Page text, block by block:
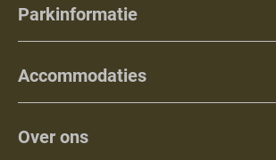
Parkinformatie
Accommodaties
Over ons